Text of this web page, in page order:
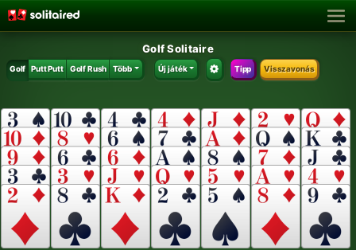
Golf Solitaire
Golf Putt Putt Golf Rush Több Új játék Tipp Visszavonás